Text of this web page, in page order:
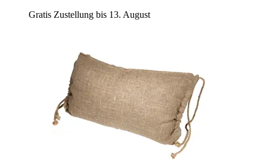
Gratis Zustellung bis 13. August